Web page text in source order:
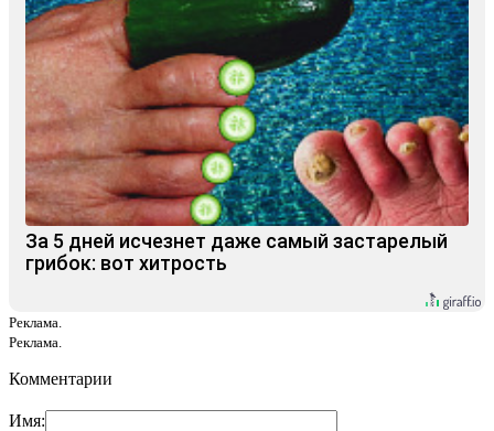
За 5 дней исчезнет даже самый застарелый
грибок: вот хитрость
Реклама.
Реклама.
Комментарии
Имя: